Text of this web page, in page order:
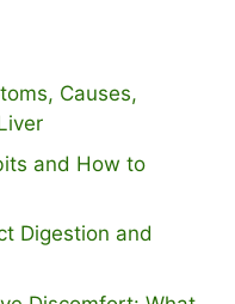
Causes,
and How t‌o​
Digestion and